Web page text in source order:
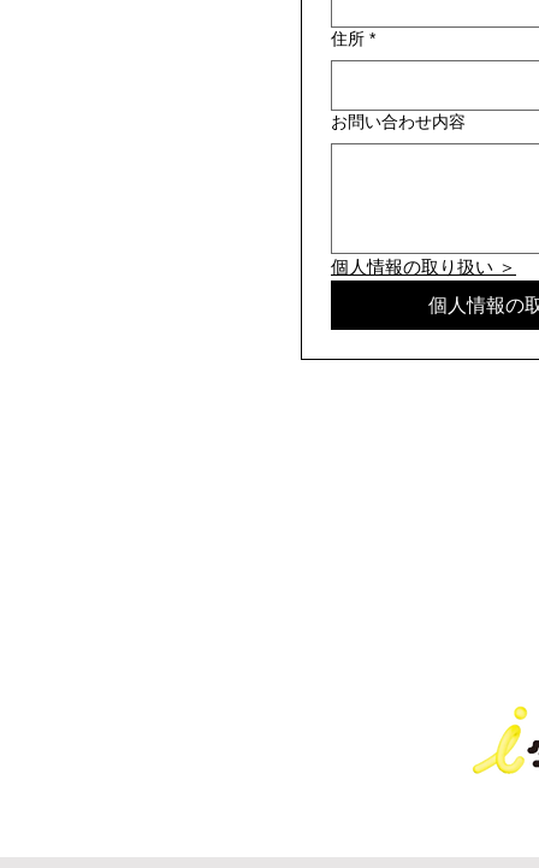
住所 *
お問い合わせ内容
個人情報の取り扱い ＞
個人情報の